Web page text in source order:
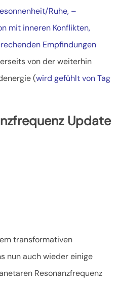
Ruhe, –
mit inneren Konflikten,
Empfindungen
von der weiterhin
(wird gefühlt von Tag
Update
transformativen
nun auch wieder einige
Resonanzfrequenz